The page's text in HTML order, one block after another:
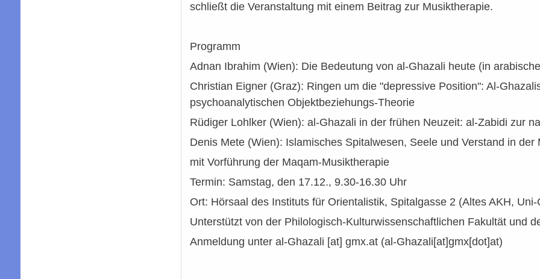
schließt die Veranstaltung mit einem Beitrag zur Musiktherapie.
Programm
Adnan Ibrahim (Wien): Die Bedeutung von al-Ghazali heute (in
Christian Eigner (Graz): Ringen um die "depressive Position": Al-
psychoanalytischen Objektbeziehungs-Theorie
Rüdiger Lohlker (Wien): al-Ghazali in der frühen Neuzeit: al-Zabidi zur
Denis Mete (Wien): Islamisches Spitalwesen, Seele und Verstand in der
mit Vorführung der Maqam-Musiktherapie
Termin: Samstag, den 17.12., 9.30-16.30 Uhr
Ort: Hörsaal des Instituts für Orientalistik, Spitalgasse 2 (Altes AKH,
Unterstützt von der Philologisch-Kulturwissenschaftlichen Fakultät und
Anmeldung unter al-Ghazali [at] gmx.at(al-Ghazali[at]gmx[dot]at)